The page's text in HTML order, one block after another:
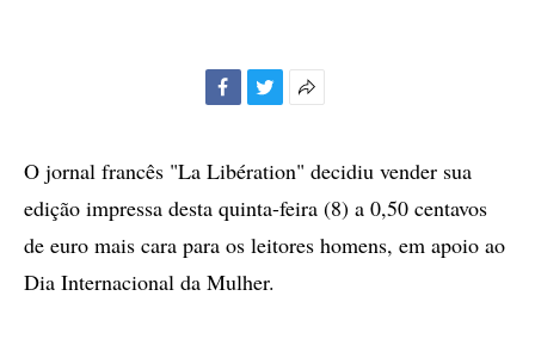
compartilhamento
O jornal francês "La Libération" decidiu vender sua
edição impressa desta quinta-feira (8) a 0,50 centavos
de euro mais cara para os leitores homens, em apoio ao
Dia Internacional da Mulher.